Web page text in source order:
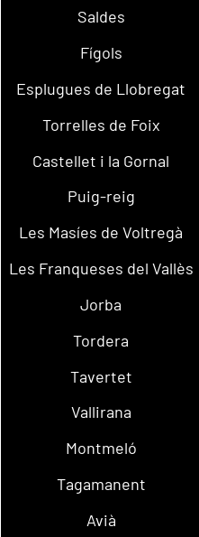
Saldes
Fígols
Esplugues de Llobregat
Torrelles de Foix
Castellet i la Gornal
Puig-reig
Les Masíes de Voltregà
Les Franqueses del Vallès
Jorba
Tordera
Tavertet
Vallirana
Montmeló
Tagamanent
Avià